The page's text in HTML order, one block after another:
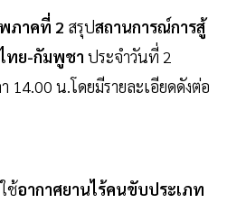
ภาคที่ 2 สรุปสถานการณ์การสู้
ทย-กัมพูชา ประจำวันที่ 2
14.00 น.โดยมีรายละเอียดดังต่อ
ช้อากาศยานไร้คนขับประเภท